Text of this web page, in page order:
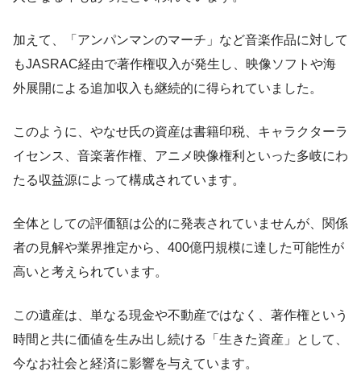
加えて、「アンパンマンのマーチ」など音楽作品に対して
もJASRAC経由で著作権収入が発生し、映像ソフトや海
外展開による追加収入も継続的に得られていました。
このように、やなせ氏の資産は書籍印税、キャラクターラ
イセンス、音楽著作権、アニメ映像権利といった多岐にわ
たる収益源によって構成されています。
全体としての評価額は公的に発表されていませんが、関係
者の見解や業界推定から、400億円規模に達した可能性が
高いと考えられています。
この遺産は、単なる現金や不動産ではなく、著作権という
時間と共に価値を生み出し続ける「生きた資産」として、
今なお社会と経済に影響を与えています。